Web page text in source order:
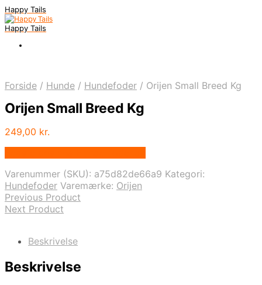
Happy Tails
Happy Tails
Forside / Hunde / Hundefoder / Orijen Small Breed Kg
Orijen Small Breed Kg
249,00 kr.
Varenummer (SKU): a75d82de66a9 Kategori:
Hundefoder Varemærke: Orijen
Previous Product
Next Product
Beskrivelse
Beskrivelse